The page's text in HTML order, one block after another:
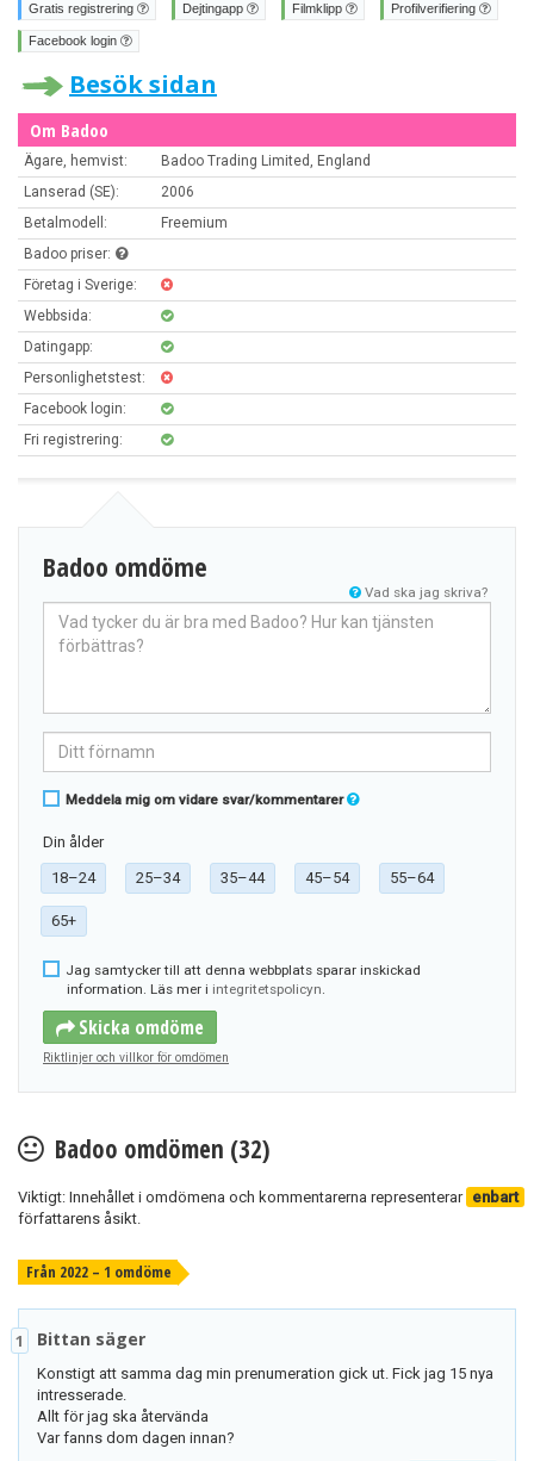
Gratis registrering Dejtingapp Filmklipp Profilverifiering
Facebook login
Besök sidan
Om Badoo
Ägare, hemvist:
Badoo Trading Limited, England
Lanserad (SE):
2006
Betalmodell:
Freemium
Badoo priser:
Företag i Sverige:
Webbsida:
Datingapp:
Personlighetstest:
Facebook login:
Fri registrering:
Badoo omdöme
Vad ska jag skriva?
omdöme
namn
Meddela mig om vidare svar/kommentarer
Din ålder
18–24
25–34 35–44 45–54 55–64
65+
Jag samtycker till att denna webbplats sparar inskickad
information. Läs mer i integritetspolicyn.
Skicka omdöme
Riktlinjer och villkor för omdömen
Badoo omdömen (32)
Viktigt: Innehållet i omdömena och kommentarerna representerar enbart
författarens åsikt.
Från 2022 – 1 omdöme
1 Bittan säger
Konstigt att samma dag min prenumeration gick ut. Fick jag 15 nya
intresserade.
Allt för jag ska återvända
Var fanns dom dagen innan?